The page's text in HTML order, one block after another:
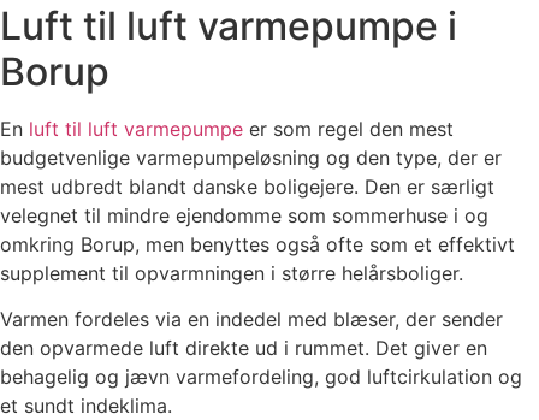
Luft til luft varmepumpe i
Borup
En luft til luft varmepumpe er som regel den mest
budgetvenlige varmepumpeløsning og den type, der er
mest udbredt blandt danske boligejere. Den er særligt
velegnet til mindre ejendomme som sommerhuse i og
omkring Borup, men benyttes også ofte som et effektivt
supplement til opvarmningen i større helårsboliger.
Varmen fordeles via en indedel med blæser, der sender
den opvarmede luft direkte ud i rummet. Det giver en
behagelig og jævn varmefordeling, god luftcirkulation og
et sundt indeklima.